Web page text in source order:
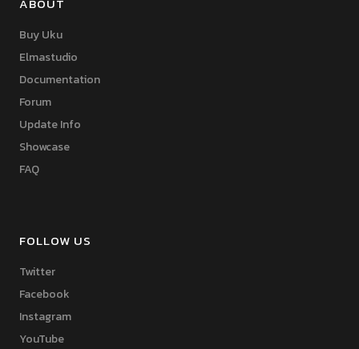
Buy Uku
Elmastudio
Documentation
Forum
Update Info
Showcase
FAQ
FOLLOW US
Twitter
Facebook
Instagram
YouTube